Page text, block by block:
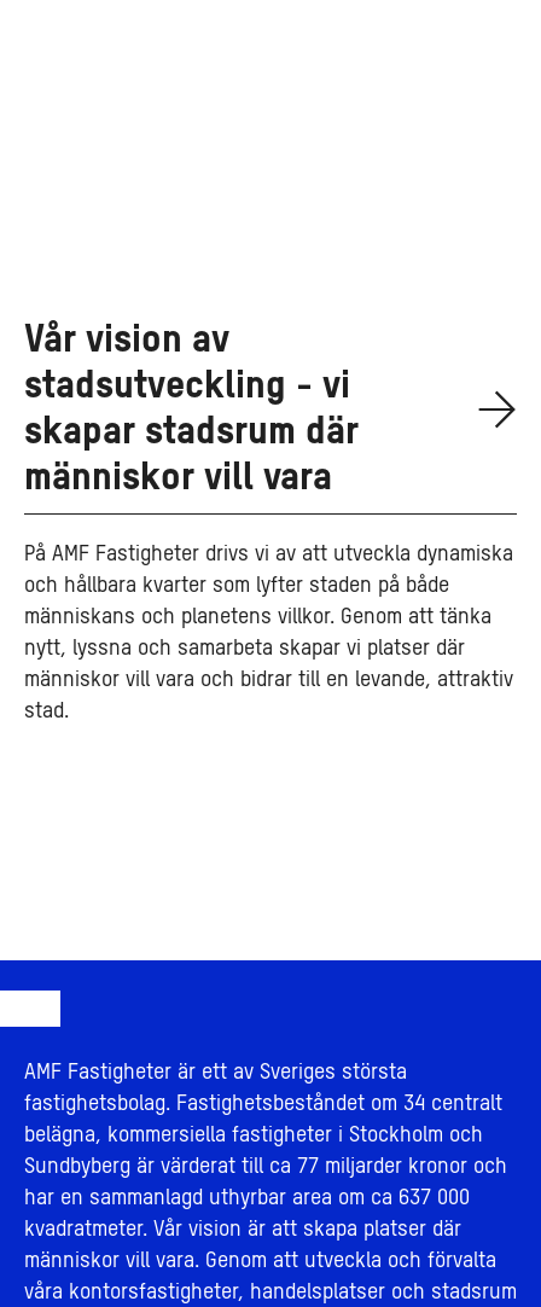
Vår vision av
stadsutveckling - vi
skapar stadsrum där
människor vill vara
På AMF Fastigheter drivs vi av att utveckla dynamiska
och hållbara kvarter som lyfter staden på både
människans och planetens villkor. Genom att tänka
nytt, lyssna och samarbeta skapar vi platser där
människor vill vara och bidrar till en levande, attraktiv
stad.
AMF Fastigheter är ett av Sveriges största
fastighetsbolag. Fastighetsbeståndet om 34 centralt
belägna, kommersiella fastigheter i Stockholm och
Sundbyberg är värderat till ca 77 miljarder kronor och
har en sammanlagd uthyrbar area om ca 637 000
kvadratmeter. Vår vision är att skapa platser där
människor vill vara. Genom att utveckla och förvalta
våra kontorsfastigheter, handelsplatser och stadsrum